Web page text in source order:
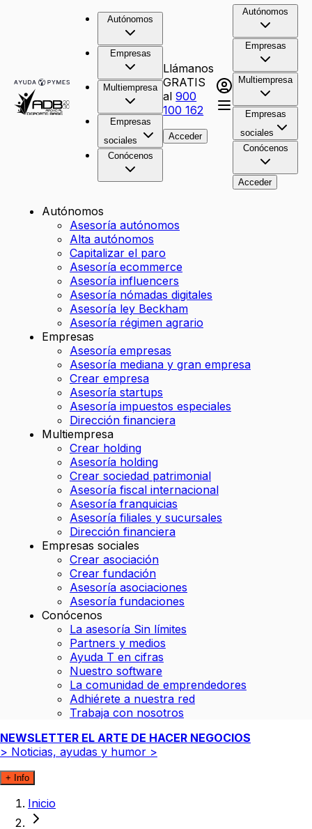
Autónomos
Empresas
Multiempresa
Empresas
sociales
Conócenos
Llámanos
GRATIS
al900
100 162
Acceder
Autónomos
Empresas
Multiempresa
Empresas
sociales
Conócenos
Acceder
Autónomos
Asesoría autónomos
Alta autónomos
Capitalizar el paro
Asesoría ecommerce
Asesoría influencers
Asesoría nómadas digitales
Asesoría ley Beckham
Asesoría régimen agrario
Empresas
Asesoría empresas
Asesoría mediana y gran empresa
Crear empresa
Asesoría startups
Asesoría impuestos especiales
Dirección financiera
Multiempresa
Crear holding
Asesoría holding
Crear sociedad patrimonial
Asesoría fiscal internacional
Asesoría franquicias
Asesoría filiales y sucursales
Dirección financiera
Empresas sociales
Crear asociación
Crear fundación
Asesoría asociaciones
Asesoría fundaciones
Conócenos
La asesoría Sin límites
Partners y medios
Ayuda T en cifras
Nuestro software
La comunidad de emprendedores
Adhiérete a nuestra red
Trabaja con nosotros
NEWSLETTER EL ARTE DE HACER NEGOCIOS
> Noticias, ayudas y humor >
+ Info
Inicio